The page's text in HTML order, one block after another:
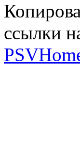
ссылки